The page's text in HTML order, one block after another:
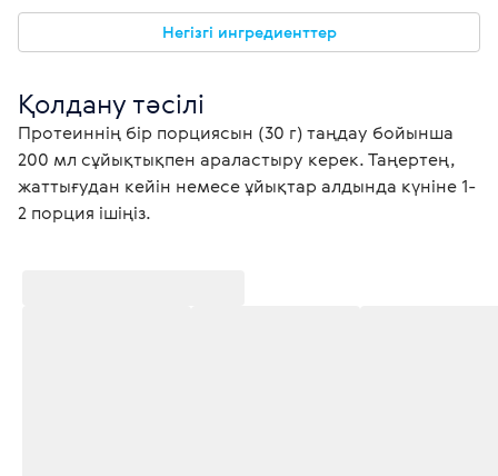
Негізгі ингредиенттер
Қолдану тәсілі
Протеиннің бір порциясын (30 г) таңдау бойынша
200 мл сұйықтықпен араластыру керек. Таңертең,
жаттығудан кейін немесе ұйықтар алдында күніне 1-
2 порция ішіңіз.